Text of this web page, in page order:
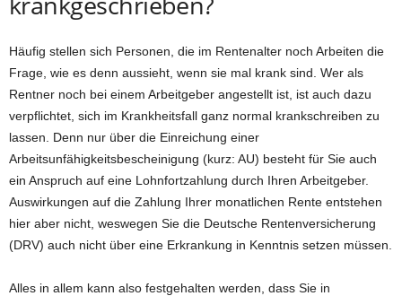
Häufig stellen sich Personen, die im Rentenalter noch Arbeiten die
Frage, wie es denn aussieht, wenn sie mal krank sind. Wer als
Rentner noch bei einem Arbeitgeber angestellt ist, ist auch dazu
verpflichtet, sich im Krankheitsfall ganz normal krankschreiben zu
lassen. Denn nur über die Einreichung einer
Arbeitsunfähigkeitsbescheinigung (kurz: AU) besteht für Sie auch
ein Anspruch auf eine Lohnfortzahlung durch Ihren Arbeitgeber.
Auswirkungen auf die Zahlung Ihrer monatlichen Rente entstehen
hier aber nicht, weswegen Sie die Deutsche Rentenversicherung
(DRV) auch nicht über eine Erkrankung in Kenntnis setzen müssen.
Alles in allem kann also festgehalten werden, dass Sie in